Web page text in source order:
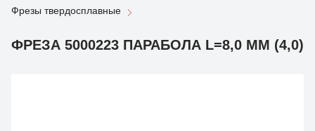
Фрезы твердосплавные
ФРЕЗА 5000223 ПАРАБОЛА L=8,0 ММ (4,0)